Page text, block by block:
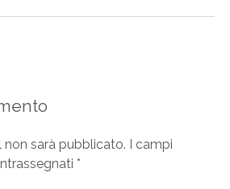
sarà pubblicato. I campi
*